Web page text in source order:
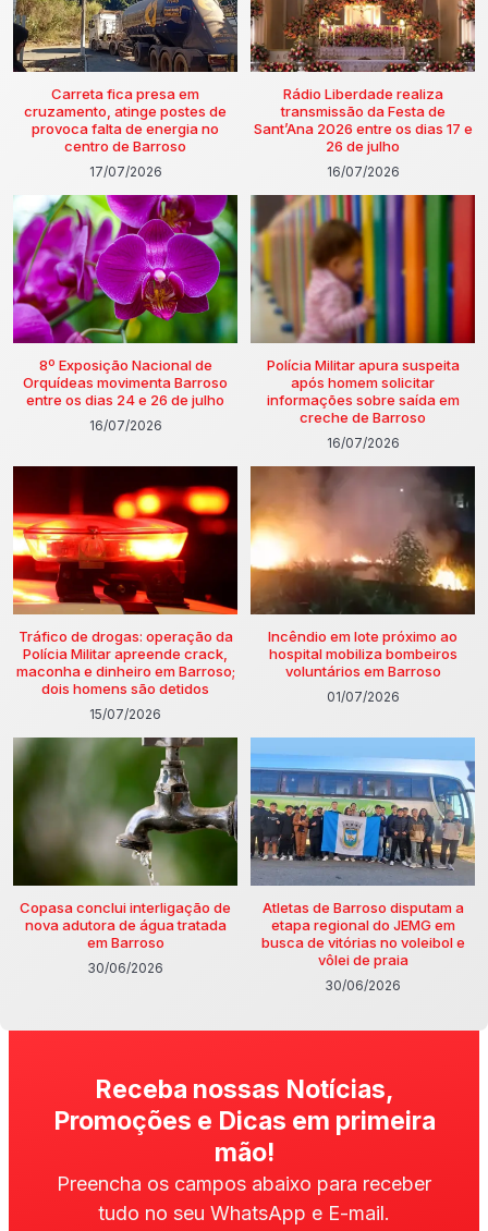
Carreta fica presa em
cruzamento, atinge postes de
provoca falta de energia no
centro de Barroso
17/07/2026
Rádio Liberdade realiza
transmissão da Festa de
Sant’Ana 2026 entre os dias 17 e
26 de julho
16/07/2026
8º Exposição Nacional de
Orquídeas movimenta Barroso
entre os dias 24 e 26 de julho
16/07/2026
Polícia Militar apura suspeita
após homem solicitar
informações sobre saída em
creche de Barroso
16/07/2026
Tráfico de drogas: operação da
Polícia Militar apreende crack,
maconha e dinheiro em Barroso;
dois homens são detidos
15/07/2026
Incêndio em lote próximo ao
hospital mobiliza bombeiros
voluntários em Barroso
01/07/2026
Copasa conclui interligação de
nova adutora de água tratada
em Barroso
30/06/2026
Atletas de Barroso disputam a
etapa regional do JEMG em
busca de vitórias no voleibol e
vôlei de praia
30/06/2026
Receba nossas Notícias,
Promoções e Dicas em primeira
mão!
Preencha os campos abaixo para receber
tudo no seu WhatsApp e E-mail.